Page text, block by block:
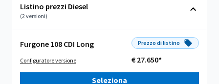
Listino prezzi Diesel
(2 versioni)
Furgone 108 CDI Long
Configuratore versione
Prezzo di listino
€ 27.650*
Seleziona